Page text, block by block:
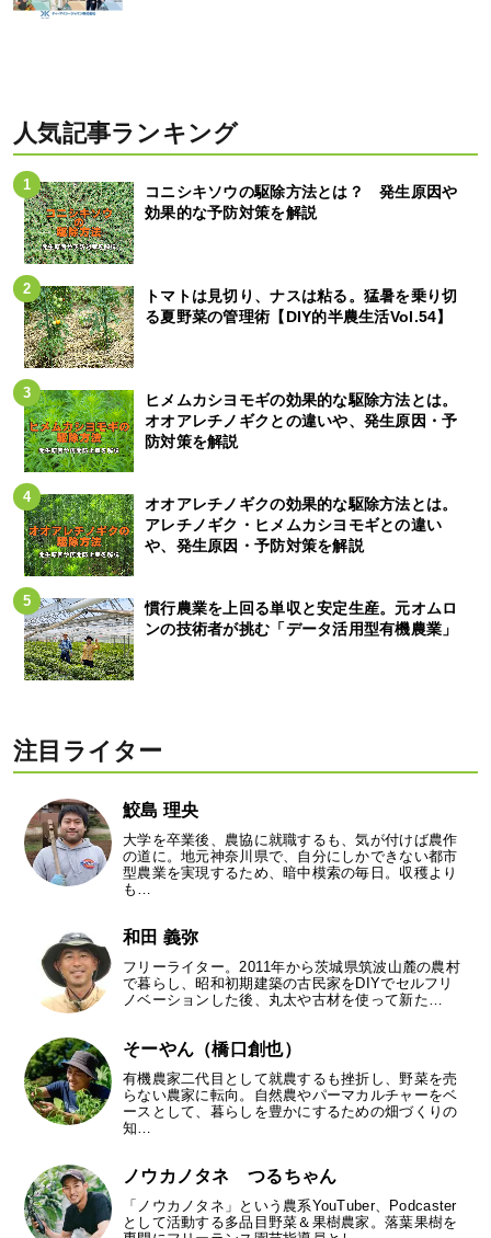
人気記事ランキング
コニシキソウの駆除方法とは？ 発生原因や
効果的な予防対策を解説
トマトは見切り、ナスは粘る。猛暑を乗り切
る夏野菜の管理術【DIY的半農生活Vol.54】
ヒメムカシヨモギの効果的な駆除方法とは。
オオアレチノギクとの違いや、発生原因・予
防対策を解説
オオアレチノギクの効果的な駆除方法とは。
アレチノギク・ヒメムカシヨモギとの違い
や、発生原因・予防対策を解説
慣行農業を上回る単収と安定生産。元オムロ
ンの技術者が挑む「データ活用型有機農業」
注目ライター
鮫島 理央
大学を卒業後、農協に就職するも、気が付けば農作
の道に。地元神奈川県で、自分にしかできない都市
型農業を実現するため、暗中模索の毎日。収穫より
も…
和田 義弥
フリーライター。2011年から茨城県筑波山麓の農村
で暮らし、昭和初期建築の古民家をDIYでセルフリ
ノベーションした後、丸太や古材を使って新た…
そーやん（橋口創也）
有機農家二代目として就農するも挫折し、野菜を売
らない農家に転向。自然農やパーマカルチャーをベ
ースとして、暮らしを豊かにするための畑づくりの
知…
ノウカノタネ つるちゃん
「ノウカノタネ」という農系YouTuber、Podcaster
として活動する多品目野菜＆果樹農家。落葉果樹を